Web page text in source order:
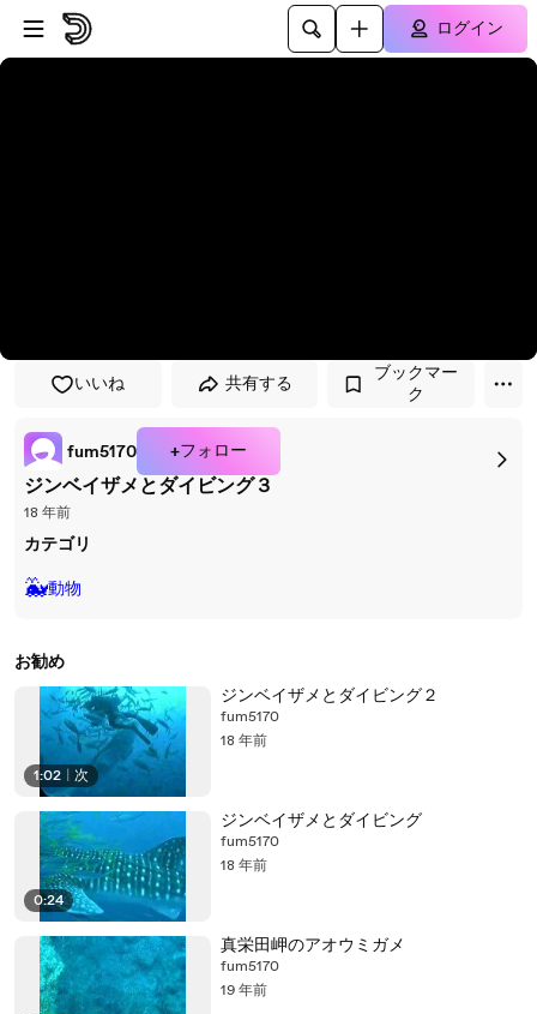
プレイヤーにスキップ
メインコンテンツにスキップ
ログイン
いいね 共有する
ブックマー
ク
fum5170 +フォロー
ジンベイザメとダイビング３
18 年前
カテゴリ
🐳動物
お勧め
1:02 次
ジンベイザメとダイビング２
fum5170
18 年前
0:24
ジンベイザメとダイビング
fum5170
18 年前
真栄田岬のアオウミガメ
fum5170
19 年前